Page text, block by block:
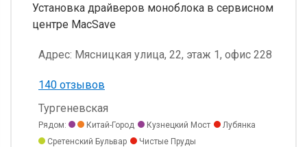
Установка драйверов моноблока в сервисном
центре MacSave
Адрес: Мясницкая улица, 22, этаж 1, офис 228
140 отзывов
Тургеневская
Рядом: Китай-Город Кузнецкий Мост
Лубянка
Сретенский Бульвар
Чистые Пруды